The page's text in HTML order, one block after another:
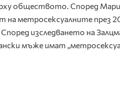
обществото. Според
метросексуалните през
изследването на
мъже имат